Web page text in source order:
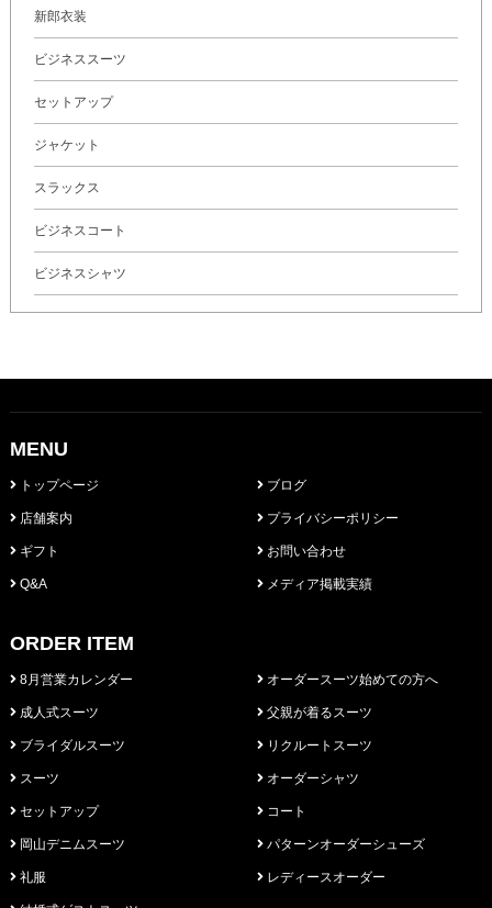
新郎衣装
ビジネススーツ
セットアップ
ジャケット
スラックス
ビジネスコート
ビジネスシャツ
MENU
トップページ
店舗案内
ギフト
Q&A
ブログ
プライバシーポリシー
お問い合わせ
メディア掲載実績
ORDER ITEM
8月営業カレンダー
成人式スーツ
ブライダルスーツ
スーツ
セットアップ
岡山デニムスーツ
礼服
オーダースーツ始めての方へ
父親が着るスーツ
リクルートスーツ
オーダーシャツ
コート
パターンオーダーシューズ
レディースオーダー